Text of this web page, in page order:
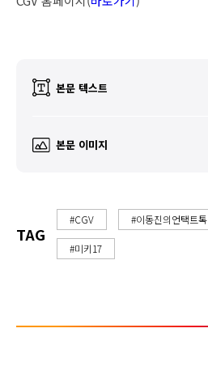
본문 텍스트
본문 이미지
TAG
#CGV #이동진의언택트톡
#미키17